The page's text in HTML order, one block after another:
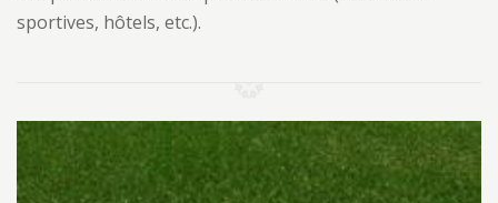
sportives, hôtels, etc.).